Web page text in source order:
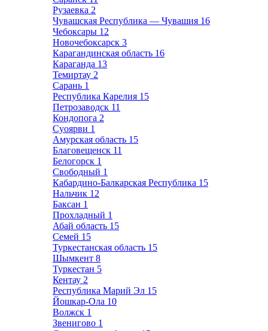
Рузаевка 2
Чувашская Республика — Чувашия 16
Чебоксары 12
Новочебоксарск 3
Карагандинская область 16
Караганда 13
Темиртау 2
Сарань 1
Республика Карелия 15
Петрозаводск 11
Кондопога 2
Суоярви 1
Амурская область 15
Благовещенск 11
Белогорск 1
Свободный 1
Кабардино-Балкарская Республика 15
Нальчик 12
Баксан 1
Прохладный 1
Абай область 15
Семей 15
Туркестанская область 15
Шымкент 8
Туркестан 5
Кентау 2
Республика Марий Эл 15
Йошкар-Ола 10
Волжск 1
Звенигово 1